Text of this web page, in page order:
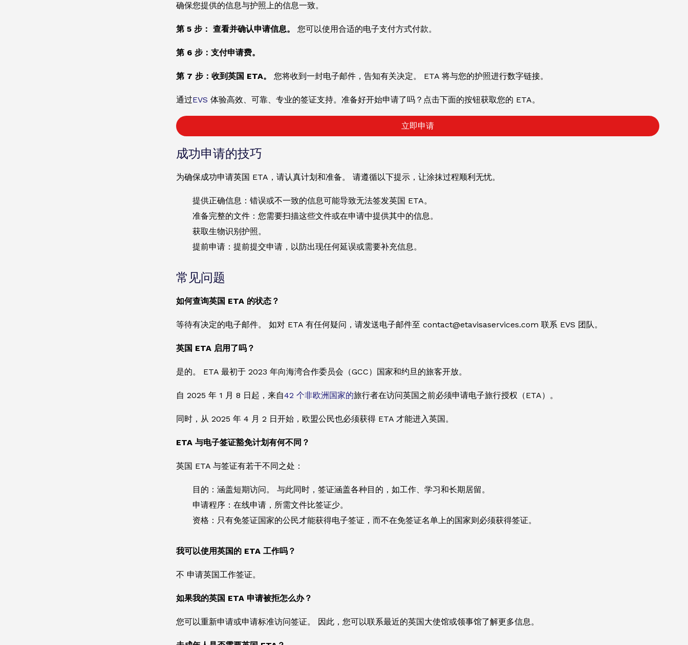
确保您提供的信息与护照上的信息一致。
第 5 步： 查看并确认申请信息。 您可以使用合适的电子支付方式付款。
第 6 步：支付申请费。
第 7 步：收到英国 ETA。 您将收到一封电子邮件，告知有关决定。 ETA 将与您的护照进行数字链接。
通过EVS 体验高效、可靠、专业的签证支持。准备好开始申请了吗？点击下面的按钮获取您的 ETA。
立即申请
成功申请的技巧
为确保成功申请英国 ETA，请认真计划和准备。 请遵循以下提示，让涂抹过程顺利无忧。
提供正确信息：错误或不一致的信息可能导致无法签发英国 ETA。
准备完整的文件：您需要扫描这些文件或在申请中提供其中的信息。
获取生物识别护照。
提前申请：提前提交申请，以防出现任何延误或需要补充信息。
常见问题
如何查询英国 ETA 的状态？
等待有决定的电子邮件。 如对 ETA 有任何疑问，请发送电子邮件至 contact@etavisaservices.com 联系 EVS 团队。
英国 ETA 启用了吗？
是的。 ETA 最初于 2023 年向海湾合作委员会（GCC）国家和约旦的旅客开放。
自 2025 年 1 月 8 日起，来自42 个非欧洲国家的旅行者在访问英国之前必须申请电子旅行授权（ETA）。
同时，从 2025 年 4 月 2 日开始，欧盟公民也必须获得 ETA 才能进入英国。
ETA 与电子签证豁免计划有何不同？
英国 ETA 与签证有若干不同之处：
目的：涵盖短期访问。 与此同时，签证涵盖各种目的，如工作、学习和长期居留。
申请程序：在线申请，所需文件比签证少。
资格：只有免签证国家的公民才能获得电子签证，而不在免签证名单上的国家则必须获得签证。
我可以使用英国的 ETA 工作吗？
不 申请英国工作签证。
如果我的英国 ETA 申请被拒怎么办？
您可以重新申请或申请标准访问签证。 因此，您可以联系最近的英国大使馆或领事馆了解更多信息。